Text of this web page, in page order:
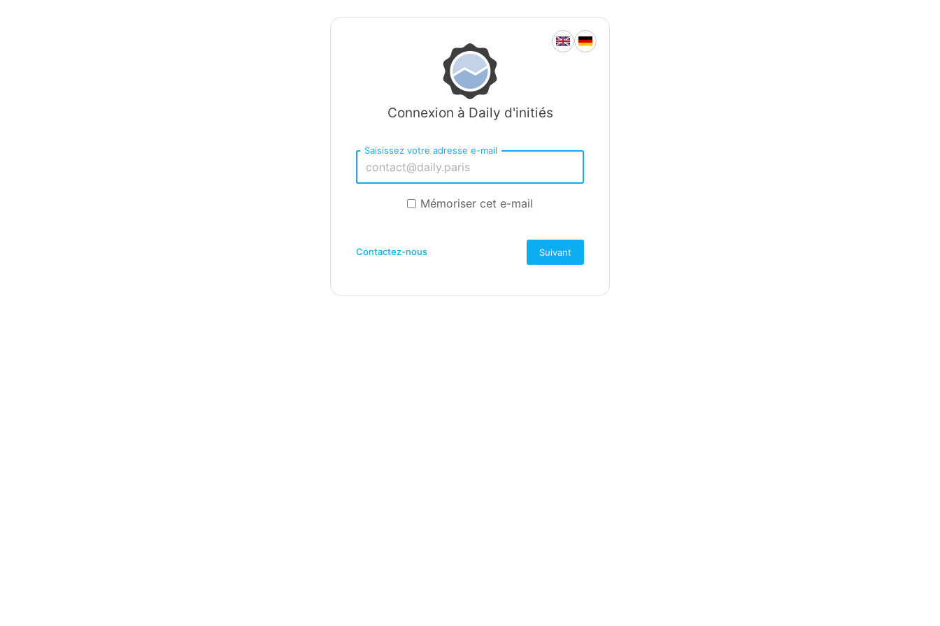
Connexion à Daily d'initiés
Saisissez votre adresse e-mail
Mémoriser cet e-mail
Contactez-nous Suivant